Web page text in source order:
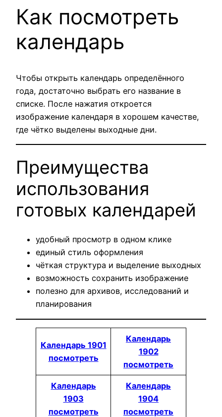
Как посмотреть
календарь
Чтобы открыть календарь определённого
года, достаточно выбрать его название в
списке. После нажатия откроется
изображение календаря в хорошем качестве,
где чётко выделены выходные дни.
Преимущества
использования
готовых календарей
удобный просмотр в одном клике
единый стиль оформления
чёткая структура и выделение выходных
возможность сохранить изображение
полезно для архивов, исследований и
планирования
Календарь 1901
посмотреть
Календарь
1902
посмотреть
Календарь
1903
посмотреть
Календарь
1904
посмотреть